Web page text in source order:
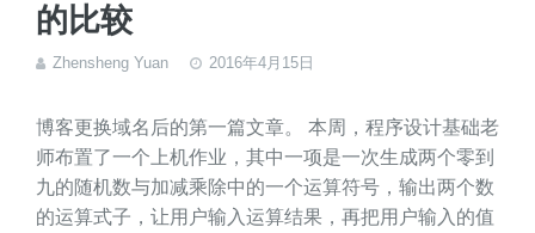
的比较
Zhensheng Yuan 2016年4月15日
博客更换域名后的第一篇文章。 本周，程序设计基础老
师布置了一个上机作业，其中一项是一次生成两个零到
九的随机数与加减乘除中的一个运算符号，输出两个数
的运算式子，让用户输入运算结果，再把用户输入的值